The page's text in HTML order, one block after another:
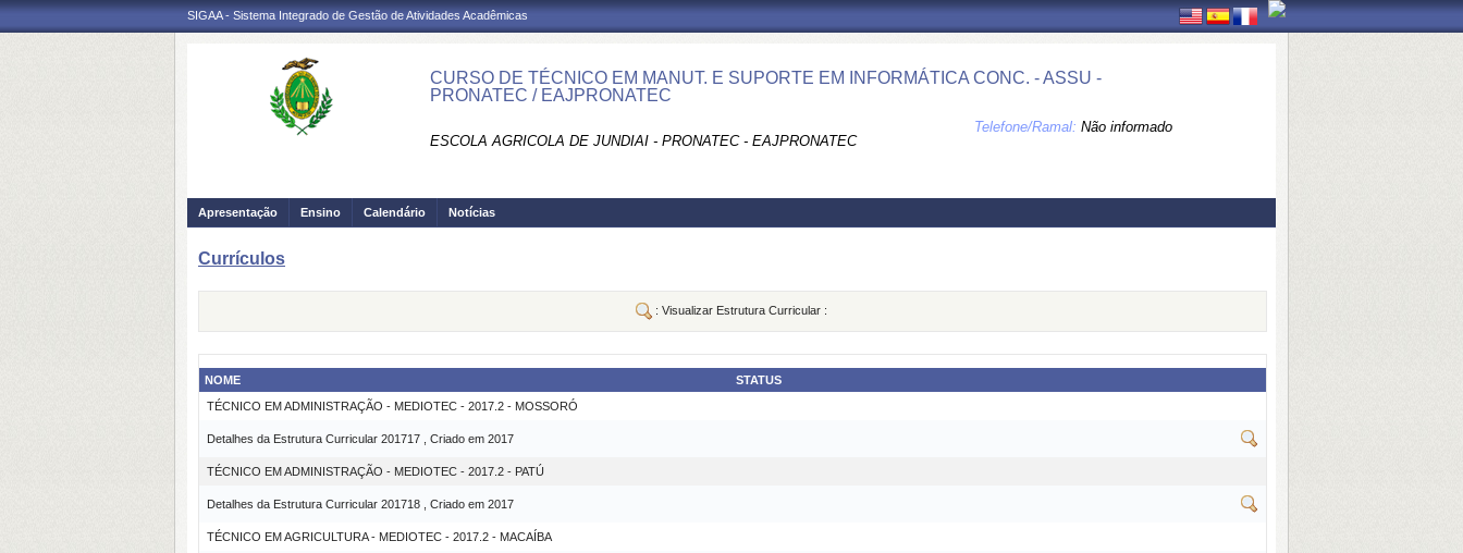
SIGAA - Sistema Integrado de Gestão de Atividades Acadêmicas
CURSO DE TÉCNICO EM MANUT. E SUPORTE EM INFORMÁTICA CONC. - ASSU -
PRONATEC / EAJPRONATEC
ESCOLA AGRICOLA DE JUNDIAI - PRONATEC - EAJPRONATEC
Telefone/Ramal: Não informado
Apresentação Ensino Calendário Notícias
Currículos
: Visualizar Estrutura Curricular :
NOME
STATUS
TÉCNICO EM ADMINISTRAÇÃO - MEDIOTEC - 2017.2 - MOSSORÓ
Detalhes da Estrutura Curricular 201717 , Criado em 2017
TÉCNICO EM ADMINISTRAÇÃO - MEDIOTEC - 2017.2 - PATÚ
Detalhes da Estrutura Curricular 201718 , Criado em 2017
TÉCNICO EM AGRICULTURA - MEDIOTEC - 2017.2 - MACAÍBA